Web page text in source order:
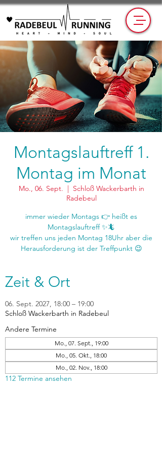
Montagslauftreff 1.
Montag im Monat
Mo., 06. Sept.
  |
Schloß Wackerbarth in
Radebeul
immer wieder Montags 👉 heißt es
Montagslauftreff ✨🦎
wir treffen uns jeden Montag 18Uhr aber die
Zeit & Ort
06. Sept. 2027, 18:00 – 19:00
Schloß Wackerbarth in Radebeul
Andere Termine
Mo., 07. Sept., 19:00
Mo., 05. Okt., 18:00
Mo., 02. Nov., 18:00
112 Termine ansehen